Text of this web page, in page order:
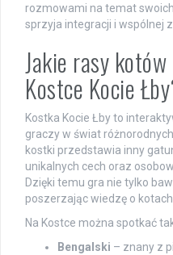
rozmowami na temat
sprzyja integracji i wspólnej
Jakie rasy
Kostce Kocie
Kostka Kocie Łby to
graczy w świat
kostki przedstawia inny
unikalnych cech oraz
Dzięki temu gra nie tylko
poszerzając wiedzę o kotach.
Na Kostce można spotkać
Bengalski – znany z